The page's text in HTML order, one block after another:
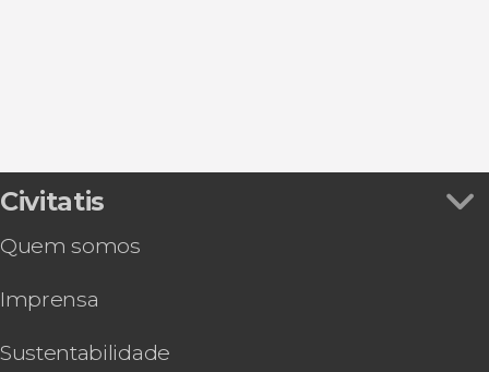
Campo de' Fiori
Civitatis
Quem somos
Imprensa
Sustentabilidade